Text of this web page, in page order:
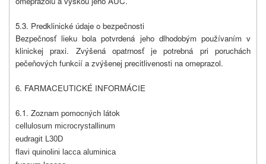
5.3. Predklinické údaje o bezpečnosti
Bezpečnosť lieku bola potvrdená jeho dlhodobým používaním v
klinickej praxi. Zvýšená opatrnosť je potrebná pri poruchách
pečeňových funkcií a zvýšenej precitlivenosti na omeprazol.
6. FARMACEUTICKÉ INFORMÁCIE
6.1. Zoznam pomocných látok
cellulosum microcrystallinum
eudragit L30D
flavi quinolini lacca aluminica